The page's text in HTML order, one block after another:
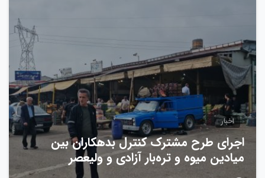
اخبار
اجرای طرح مشترک کنترل بدهکاران بین
میادین میوه و تره‌بار آزادی و ولیعصر